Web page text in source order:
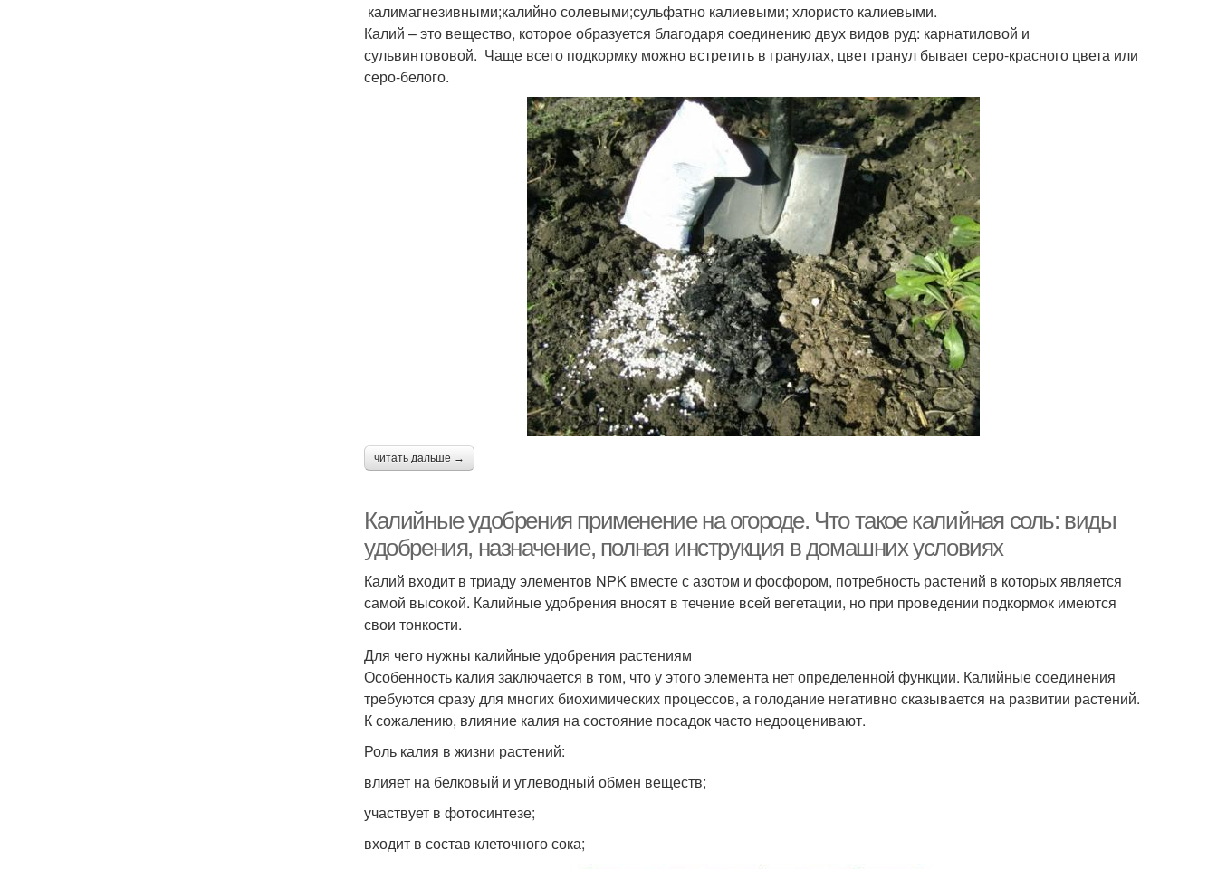
калимагнезивными;калийно солевыми;сульфатно калиевыми; хлористо калиевыми.
Калий – это вещество, которое образуется благодаря соединению двух видов руд: карнатиловой и
сульвинтововой. Чаще всего подкормку можно встретить в гранулах, цвет гранул бывает серо-красного цвета или
серо-белого.
читать дальше →
Калийные удобрения применение на огороде. Что такое калийная соль: виды
удобрения, назначение, полная инструкция в домашних условиях
Калий входит в триаду элементов NPK вместе с азотом и фосфором, потребность растений в которых является
самой высокой. Калийные удобрения вносят в течение всей вегетации, но при проведении подкормок имеются
свои тонкости.
Для чего нужны калийные удобрения растениям
Особенность калия заключается в том, что у этого элемента нет определенной функции. Калийные соединения
требуются сразу для многих биохимических процессов, а голодание негативно сказывается на развитии растений.
К сожалению, влияние калия на состояние посадок часто недооценивают.
Роль калия в жизни растений:
влияет на белковый и углеводный обмен веществ;
участвует в фотосинтезе;
входит в состав клеточного сока;